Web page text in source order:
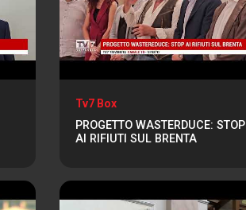
Tv7 Box
PROGETTO WASTERDUCE: STOP
AI RIFIUTI SUL BRENTA